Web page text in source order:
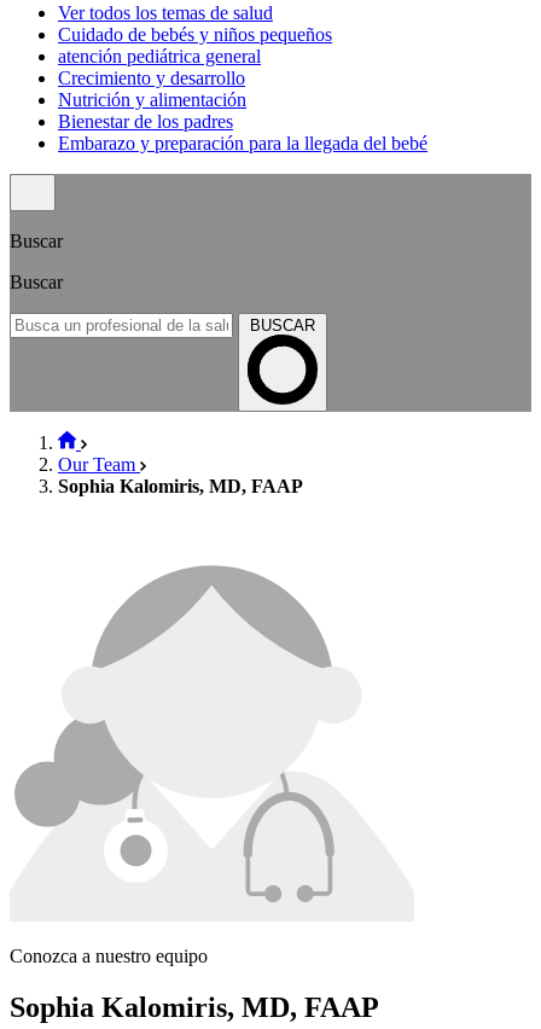
Ver todos los temas de salud
Cuidado de bebés y niños pequeños
atención pediátrica general
Crecimiento y desarrollo
Nutrición y alimentación
Bienestar de los padres
Embarazo y preparación para la llegada del bebé
Buscar
Buscar
BUSCAR
Our Team
Sophia Kalomiris, MD, FAAP
Conozca a nuestro equipo
Sophia Kalomiris, MD, FAAP